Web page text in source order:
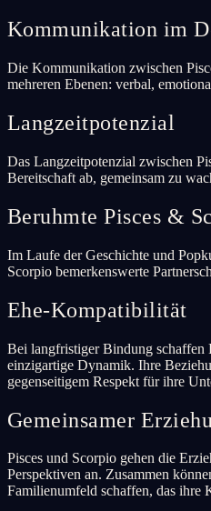
Kommunikation im
Die Kommunikation zwischen
mehreren Ebenen: verbal,
Langzeitpotenzial
Das Langzeitpotenzial zwischen
Bereitschaft ab, gemeinsam zu
Beruhmte Pisces &
Im Laufe der Geschichte und
Scorpio bemerkenswerte
Ehe-Kompatibilität
Bei langfristiger Bindung schaffen
einzigartige Dynamik. Ihre
gegenseitigem Respekt für ihre
Gemeinsamer
Pisces und Scorpio gehen die
Perspektiven an. Zusammen
Familienumfeld schaffen, das ihre